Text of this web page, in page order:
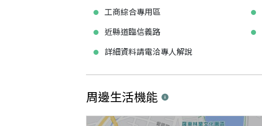
工商綜合專用區
近縣道臨信義路
詳細資料請電洽專人解說
周邊生活機能